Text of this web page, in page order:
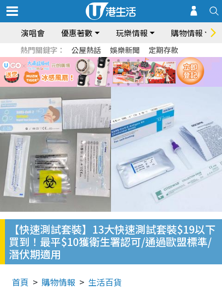
演唱會 優惠著數 玩樂情報 購物情報
熱門關鍵字： 公屋熱話 娛樂新聞 定期存款
【快速測試套裝】13大快速測試套裝$19以下
買到！最平$10獲衛生署認可/通過歐盟標準/
潛伏期適用
首頁 購物情報 生活百貨